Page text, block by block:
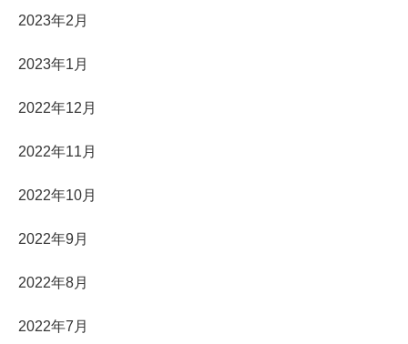
2023年2月
2023年1月
2022年12月
2022年11月
2022年10月
2022年9月
2022年8月
2022年7月